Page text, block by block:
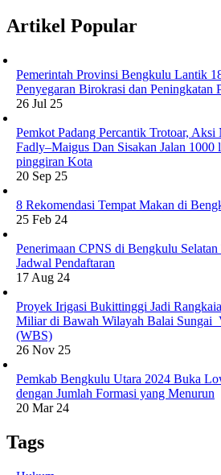
Artikel Popular
Pemerintah Provinsi Bengkulu Lantik
Penyegaran Birokrasi dan Peningkatan
26 Jul 25
Pemkot Padang Percantik Trotoar,
Fadly–Maigus Dan Sisakan Jalan 1000
pinggiran Kota
20 Sep 25
8 Rekomendasi Tempat Makan di
25 Feb 24
Penerimaan CPNS di Bengkulu
Jadwal Pendaftaran
17 Aug 24
Proyek Irigasi Bukittinggi Jadi
Miliar di Bawah Wilayah Balai Sungai
(WBS)
26 Nov 25
Pemkab Bengkulu Utara 2024 Buka
dengan Jumlah Formasi yang Menurun
20 Mar 24
Tags